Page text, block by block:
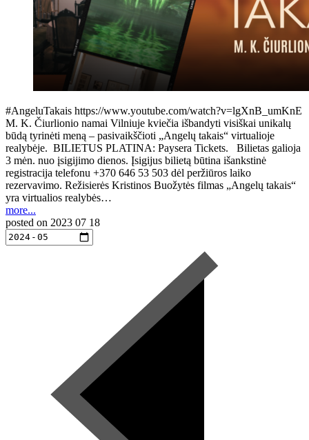
#AngeluTakais https://www.youtube.com/watch?v=lgXnB_umKnE
M. K. Čiurlionio namai Vilniuje kviečia išbandyti visiškai unikalų
būdą tyrinėti meną – pasivaikščioti „Angelų takais“ virtualioje
realybėje. BILIETUS PLATINA: Paysera Tickets. Bilietas galioja
3 mėn. nuo įsigijimo dienos. Įsigijus bilietą būtina išankstinė
registracija telefonu +370 646 53 503 dėl peržiūros laiko
rezervavimo. Režisierės Kristinos Buožytės filmas „Angelų takais“
yra virtualios realybės…
more...
posted on 2023 07 18